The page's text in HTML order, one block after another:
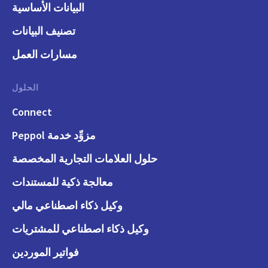
البيانات الأساسية
تصنيف البيانات
مسارات العمل
الحلول
Connect
مزوِّد خدمة Peppol
حلول العلامات التجارية المخصصة
معالجة ذكية للمستندات
وكيل ذكاء اصطناعي مالي
وكيل ذكاء اصطناعي للمشتريات
فواتير الموردين